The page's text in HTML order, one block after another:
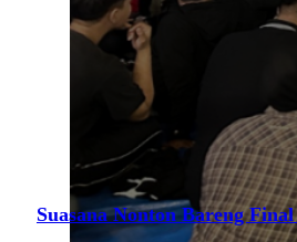
Suasana Nonton Bareng